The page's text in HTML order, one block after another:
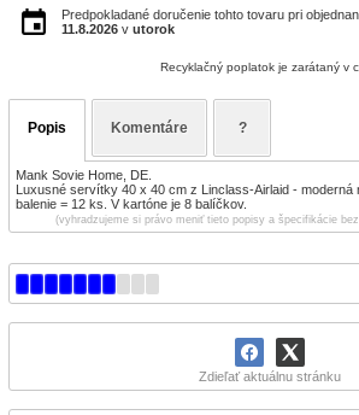
Zdieľať aktuálnu stránku
Predpokladané doručenie tohto tovaru pri
11.8.2026 v utorok
Recyklačný poplatok je zarátaný v
Popis Komentáre ?
Mank Sovie Home, DE.
Luxusné servítky 40 x 40 cm z Linclass-Airlaid - moderná
balenie = 12 ks. V kartóne je 8 balíčkov.
(vyhradzujeme si právo meniť tieto popisy a špecifikácie